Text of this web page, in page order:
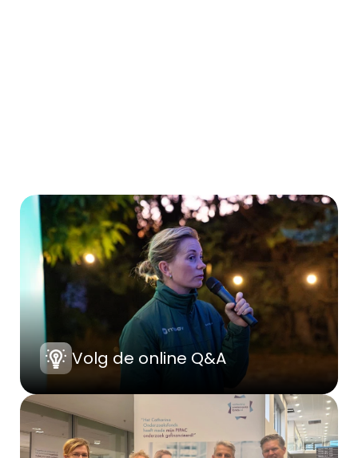
Volg de online Q&A